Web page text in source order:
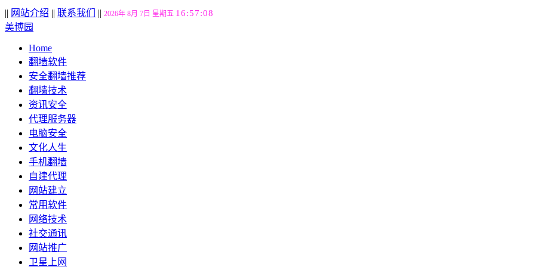
|| 网站介绍 || 联系我们 || 2026年 8月 7日 星期五 16:57:09
美博园
Home
翻墙软件
安全翻墙推荐
翻墙技术
资讯安全
代理服务器
电脑安全
文化人生
手机翻墙
自建代理
网站建立
常用软件
网络技术
社交通讯
网站推广
卫星上网